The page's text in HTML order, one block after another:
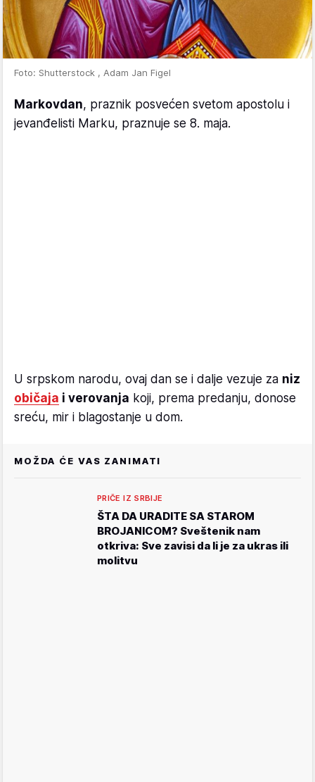
Foto: Shutterstock , Adam Jan Figel
Markovdan, praznik posvećen svetom apostolu i
jevanđelisti Marku, praznuje se 8. maja.
U srpskom narodu, ovaj dan se i dalje vezuje za niz
običaja i verovanja koji, prema predanju, donose
sreću, mir i blagostanje u dom.
MOŽDA ĆE VAS ZANIMATI
PRIČE IZ SRBIJE
ŠTA DA URADITE SA STAROM
BROJANICOM? Sveštenik nam
otkriva: Sve zavisi da li je za ukras ili
molitvu